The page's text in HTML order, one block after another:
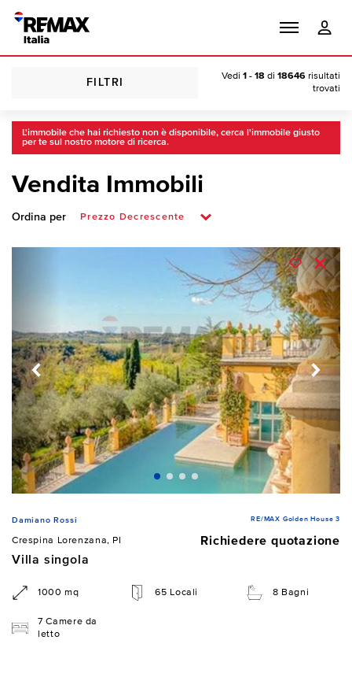
FILTRI
Vedi 1 - 18 di 18646 risultati
trovati
L'immobile che hai richiesto non è disponibile, cerca l'immobile giusto
per te sul nostro motore di ricerca.
Vendita Immobili
Ordina per
Damiano Rossi RE/MAX Golden House 3
Crespina Lorenzana, PI
Richiedere quotazione
Villa singola
1000 mq 65 Locali 8 Bagni
7 Camere da
letto